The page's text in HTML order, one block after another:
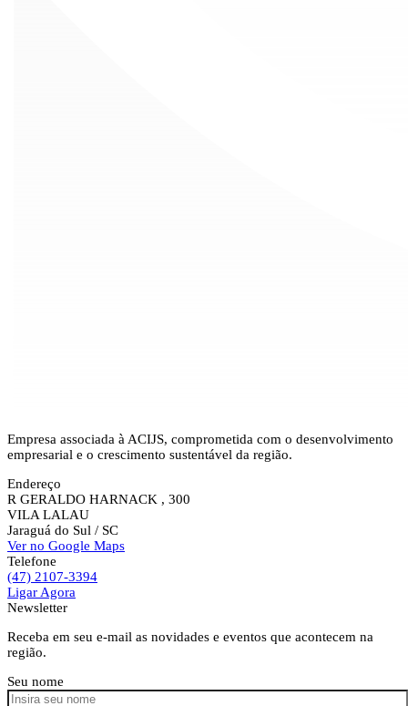
Empresa associada à ACIJS, comprometida com o desenvolvimento
empresarial e o crescimento sustentável da região.
Endereço
R GERALDO HARNACK , 300
VILA LALAU
Jaraguá do Sul / SC
Ver no Google Maps
Telefone
(47) 2107-3394
Ligar Agora
Newsletter
Receba em seu e-mail as novidades e eventos que acontecem na
região.
Seu nome